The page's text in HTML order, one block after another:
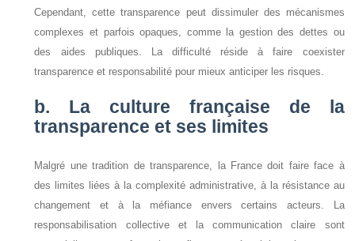
Cependant, cette transparence peut dissimuler des mécanismes
complexes et parfois opaques, comme la gestion des dettes ou
des aides publiques. La difficulté réside à faire coexister
transparence et responsabilité pour mieux anticiper les risques.
b. La culture française de la
transparence et ses limites
Malgré une tradition de transparence, la France doit faire face à
des limites liées à la complexité administrative, à la résistance au
changement et à la méfiance envers certains acteurs. La
responsabilisation collective et la communication claire sont